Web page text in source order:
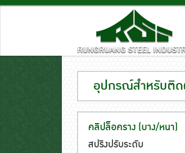
อุปกรณ์สำหรับติ
คลิปล็อคราง (บาง/หนา)
สปริงปรับระดับ